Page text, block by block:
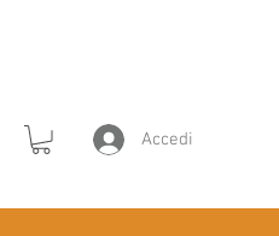
Accedi